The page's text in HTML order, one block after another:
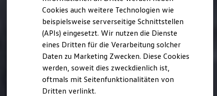
Service und Ersatzteile
Inspektion und HU/AU
Reparaturen und Checks
Motorenöl und Flüssigkeiten
Räder und Reifen
Pannen- und Unfallhilfe
Economy Service
Volkswagen Teile
Zubehör
Modellspezifisches Zubehör
Cookies auch weitere Technologien wie
beispielsweise serverseitige Schnittstellen
(APIs) eingesetzt. Wir nutzen die Dienste
eines Dritten für die Verarbeitung solcher
Daten zu Marketing Zwecken. Diese Cookies
werden, soweit dies zweckdienlich ist,
oftmals mit Seitenfunktionalitäten von
Dritten verlinkt.